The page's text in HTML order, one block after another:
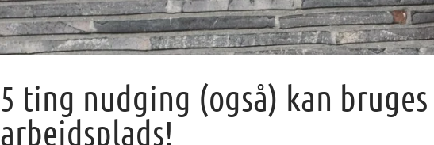
5 ting nudging (også) kan
arbejdsplads!